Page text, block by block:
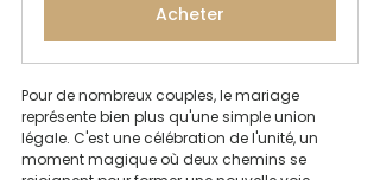
Acheter
Pour de nombreux couples, le mariage
représente bien plus qu'une simple union
légale. C'est une célébration de l'unité, un
moment magique où deux chemins se